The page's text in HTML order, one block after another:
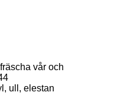
vår och
ull, elestan